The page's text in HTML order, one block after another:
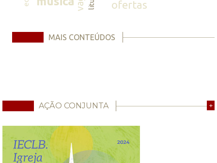
ofertas
MAIS CONTEÚDOS
AÇÃO CONJUNTA +